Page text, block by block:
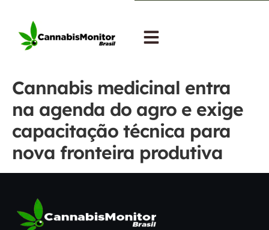
Cannabis medicinal entra
na agenda do agro e exige
capacitação técnica para
nova fronteira produtiva